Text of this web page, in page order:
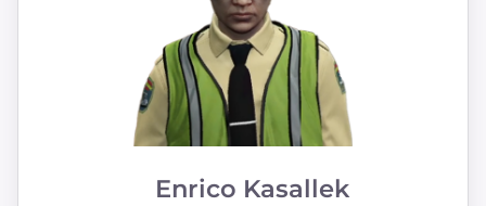
Enrico Kasallek